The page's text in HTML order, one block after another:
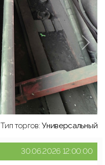
Тип торгов:Универсальный
30.06.2026 12:00:00